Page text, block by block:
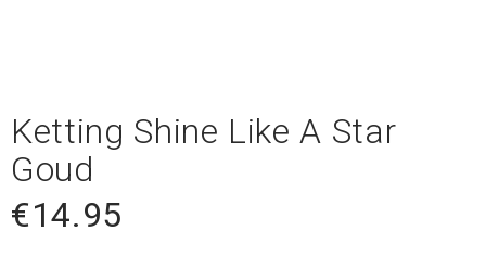
Ketting Shine Like A Star
Goud
€14.95